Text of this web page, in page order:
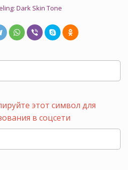
Dark Skin Tone
этот символ для
в соцсети